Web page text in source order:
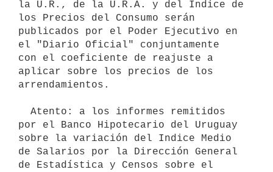
la U.R., de la U.R.A. y del Indice de
los Precios del Consumo serán
publicados por el Poder Ejecutivo en
el "Diario Oficial" conjuntamente
con el coeficiente de reajuste a
aplicar sobre los precios de los
arrendamientos.
por el Banco Hipotecario del Uruguay
sobre la variación del Indice Medio
de Salarios por la Dirección General
de Estadística y Censos sobre el